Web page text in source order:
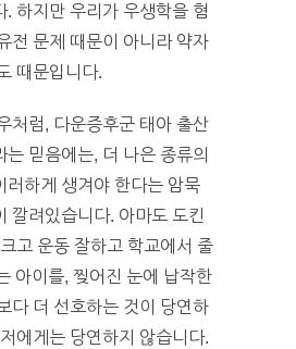
. 하지만 우리가 우생학을 혐
전 문제 때문이 아니라 약자
때문입니다.
처럼, 다운증후군 태아 출산
는 믿음에는, 더 나은 종류의
러하게 생겨야 한다는 암묵
깔려있습니다. 아마도 도킨
고 운동 잘하고 학교에서 줄
아이를, 찢어진 눈에 납작한
다 더 선호하는 것이 당연하
에게는 당연하지 않습니다.